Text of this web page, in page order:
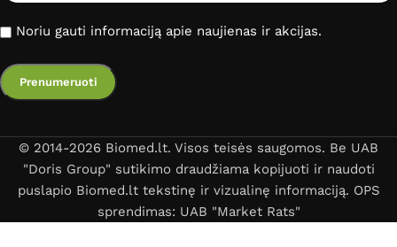
Noriu gauti informaciją apie naujienas ir akcijas.
© 2014-2026 Biomed.lt. Visos teisės saugomos. Be UAB
"Doris Group" sutikimo draudžiama kopijuoti ir naudoti
puslapio Biomed.lt tekstinę ir vizualinę informaciją. OPS
sprendimas: UAB "Market Rats"